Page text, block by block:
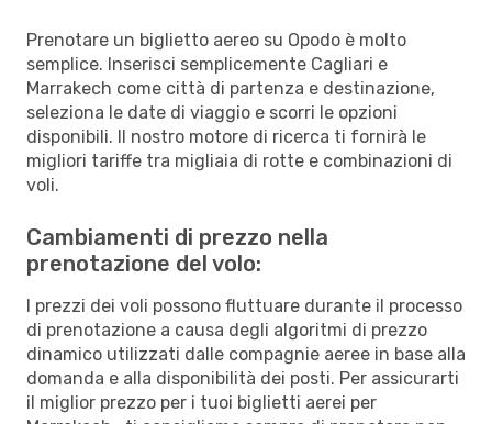
Prenotare un biglietto aereo su Opodo è molto
semplice. Inserisci semplicemente Cagliari e
Marrakech come città di partenza e destinazione,
seleziona le date di viaggio e scorri le opzioni
disponibili. Il nostro motore di ricerca ti fornirà le
migliori tariffe tra migliaia di rotte e combinazioni di
voli.
Cambiamenti di prezzo nella
prenotazione del volo:
I prezzi dei voli possono fluttuare durante il processo
di prenotazione a causa degli algoritmi di prezzo
dinamico utilizzati dalle compagnie aeree in base alla
domanda e alla disponibilità dei posti. Per assicurarti
il miglior prezzo per i tuoi biglietti aerei per